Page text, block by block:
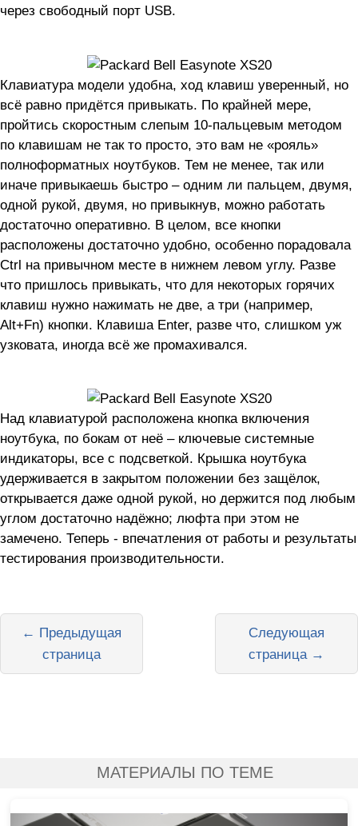
через свободный порт USB.
Клавиатура модели удобна, ход клавиш уверенный, но
всё равно придётся привыкать. По крайней мере,
пройтись скоростным слепым 10-пальцевым методом
по клавишам не так то просто, это вам не «рояль»
полноформатных ноутбуков. Тем не менее, так или
иначе привыкаешь быстро – одним ли пальцем, двумя,
одной рукой, двумя, но привыкнув, можно работать
достаточно оперативно. В целом, все кнопки
расположены достаточно удобно, особенно порадовала
Ctrl на привычном месте в нижнем левом углу. Разве
что пришлось привыкать, что для некоторых горячих
клавиш нужно нажимать не две, а три (например,
Alt+Fn) кнопки. Клавиша Enter, разве что, слишком уж
узковата, иногда всё же промахивался.
Над клавиатурой расположена кнопка включения
ноутбука, по бокам от неё – ключевые системные
индикаторы, все с подсветкой. Крышка ноутбука
удерживается в закрытом положении без защёлок,
открывается даже одной рукой, но держится под любым
углом достаточно надёжно; люфта при этом не
замечено. Теперь - впечатления от работы и результаты
тестирования производительности.
Следующая
страница →
← Предыдущая
страница
МАТЕРИАЛЫ ПО ТЕМЕ